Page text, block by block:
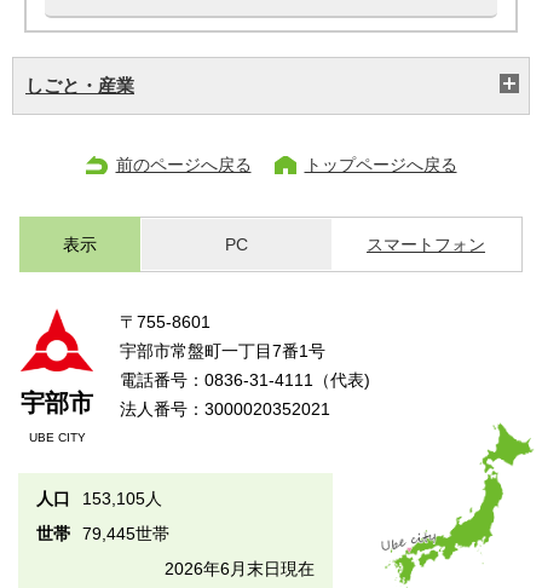
しごと・産業
前のページへ戻る トップページへ戻る
表示 PC スマートフォン
宇部市
UBE CITY
〒755-8601
宇部市常盤町一丁目7番1号
電話番号：0836-31-4111（代表)
法人番号：3000020352021
人口
153,105人
世帯
79,445世帯
2026年6月末日現在